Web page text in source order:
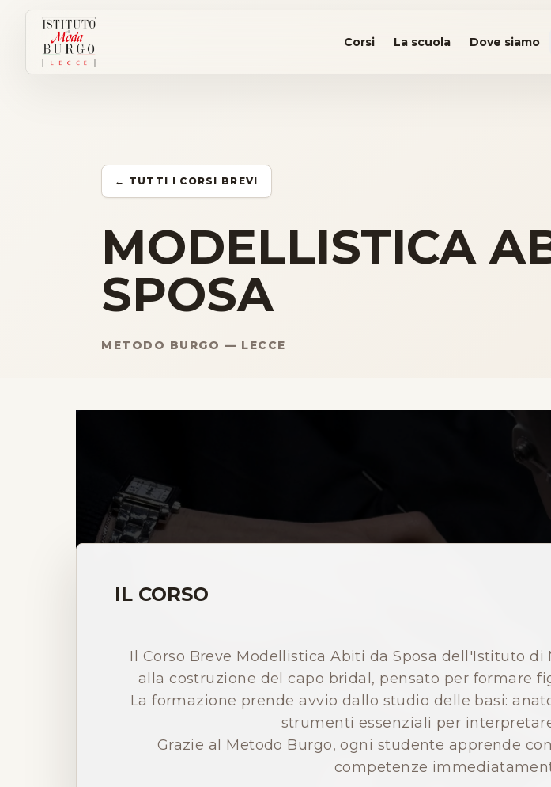
Corsi La scuola Dove siamo
← TUTTI I CORSI BREVI
MODELLISTICA
SPOSA
METODO BURGO — LECCE
IL CORSO
Il Corso Breve Modellistica Abiti da Sposa dell'Istituto
alla costruzione del capo bridal, pensato per formare
La formazione prende avvio dallo studio delle basi:
strumenti essenziali per
Grazie al Metodo Burgo, ogni studente apprende
competenze